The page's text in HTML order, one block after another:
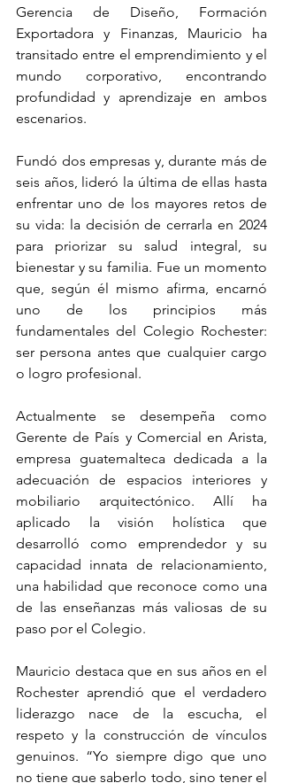
Gerencia de Diseño, Formación
Exportadora y Finanzas, Mauricio ha
transitado entre el emprendimiento y el
mundo corporativo, encontrando
profundidad y aprendizaje en ambos
escenarios.
Fundó dos empresas y, durante más de
seis años, lideró la última de ellas hasta
enfrentar uno de los mayores retos de
su vida: la decisión de cerrarla en 2024
para priorizar su salud integral, su
bienestar y su familia. Fue un momento
que, según él mismo afirma, encarnó
uno de los principios más
fundamentales del Colegio Rochester:
ser persona antes que cualquier cargo
o logro profesional.
Actualmente se desempeña como
Gerente de País y Comercial en Arista,
empresa guatemalteca dedicada a la
adecuación de espacios interiores y
mobiliario arquitectónico. Allí ha
aplicado la visión holística que
desarrolló como emprendedor y su
capacidad innata de relacionamiento,
una habilidad que reconoce como una
de las enseñanzas más valiosas de su
paso por el Colegio.
Mauricio destaca que en sus años en el
Rochester aprendió que el verdadero
liderazgo nace de la escucha, el
respeto y la construcción de vínculos
genuinos. “Yo siempre digo que uno
no tiene que saberlo todo, sino tener el